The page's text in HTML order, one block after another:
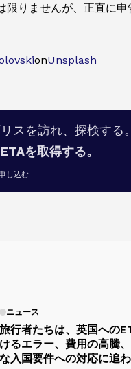
限りませんが、正直に申
onUnsplash
スを訪れ、探検する。
を取得する。
し込む
ニュース
旅行者たちは、英国への
けるエラー、費用の高騰
な入国要件への対応に追